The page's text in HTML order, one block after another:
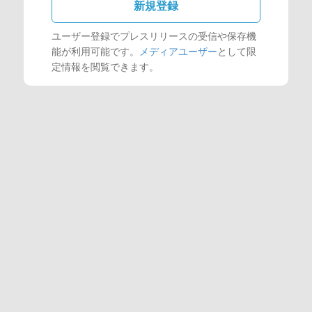
新規登録
ユーザー登録でプレスリリースの受信や保存機
能が利用可能です。
メディアユーザーとして限
定情報を閲覧できます。